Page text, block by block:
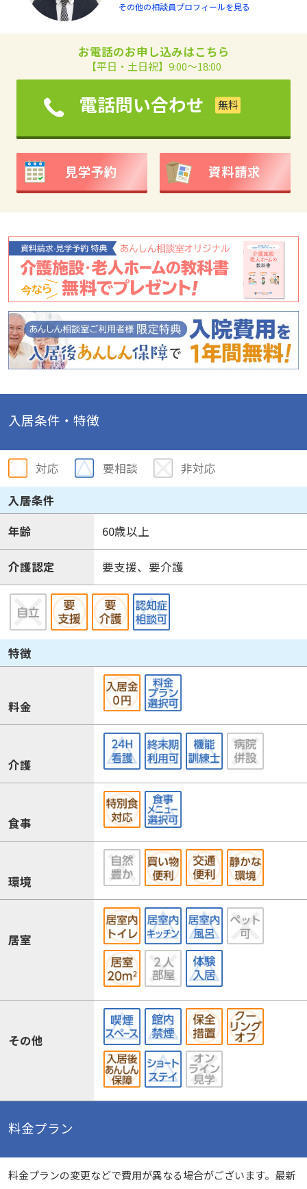
その他の相談員プロフィールを見る
お電話のお申し込みはこちら
【平日・土日祝】9:00～18:00
電話問い合わせ
見学予約 資料請求
入居条件・特徴
対応 要相談
非対応
入居条件
年齢
60歳以上
介護認定 要支援、要介護
特徴
料金
介護
食事
環境
居室
その他
料金プラン
料金プランの変更などで費用が異なる場合がございます。最新